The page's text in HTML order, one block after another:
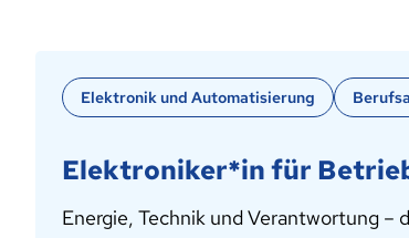
Elektronik und Automatisierung
Elektroniker*in für
Energie, Technik und Verantwortung –